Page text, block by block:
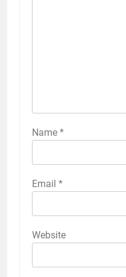
Name *
Email *
Website